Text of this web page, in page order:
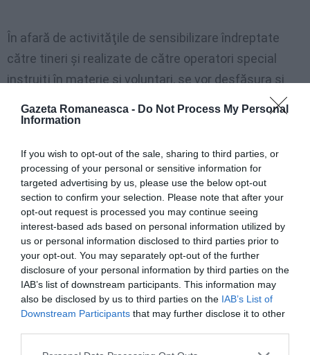
Gazeta Romaneasca - Do Not Process My Personal
Information
If you wish to opt-out of the sale, sharing to third parties, or
processing of your personal or sensitive information for
targeted advertising by us, please use the below opt-out
section to confirm your selection. Please note that after your
opt-out request is processed you may continue seeing
interest-based ads based on personal information utilized by
us or personal information disclosed to third parties prior to
your opt-out. You may separately opt-out of the further
disclosure of your personal information by third parties on the
IAB’s list of downstream participants. This information may
also be disclosed by us to third parties on the IAB’s List of
Downstream Participants that may further disclose it to other
În afară de activităţile de sensibilizare îndreptate
către tineri şi realizate de către operatori special
instruiţi în materie şi voluntari, se vor desfăşura şi
de “formare a unei noi figuri de mediatori,
respectiv mediatori sociali ai comunităţii,
lui, dar şi de a identifica cazurile extrem de
vulnerabile care necesită acţiuni de intervenţii
specifice”- au mai spus organizatorii la conferinţa de
prezentare a proiectului.
Proiectul Pro Child este realizat princontribuţia
Comisiei Europene– Programul Drepturi
Fundamentale şi Cetăţenie.
Miruna Cajvaneanu